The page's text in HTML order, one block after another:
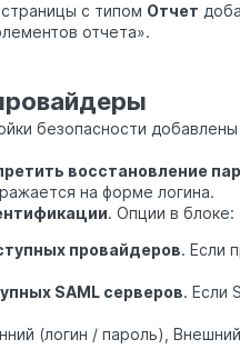
с типом Отчет
отчета».
безопасности
восстановление
на форме логина.
. Опции в блоке:
провайдеров. Если
SAML серверов. Если
(логин / пароль),